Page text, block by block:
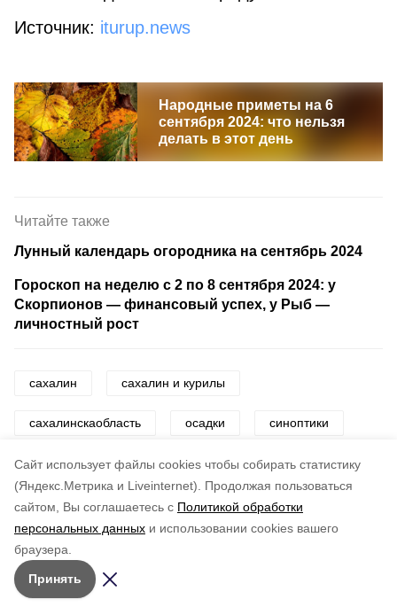
Cайт использует файлы cookies чтобы собирать статистику
(Яндекс.Метрика и Liveinternet).
Продолжая пользоваться
сайтом, Вы соглашаетесь с Политикой обработки
персональных данных и использовании cookies вашего
браузера.
Принять
Источник: iturup.news
Народные приметы на 6
сентября 2024: что нельзя
делать в этот день
Читайте также
Лунный календарь огородника на сентябрь 2024
Гороскоп на неделю с 2 по 8 сентября 2024: у
Скорпионов — финансовый успех, у Рыб —
личностный рост
сахалин сахалин и курилы
сахалинскаобласть осадки синоптики
погода погодныеусловия
по оценке
5